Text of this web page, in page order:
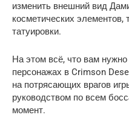
изменить внешний вид
косметических элементов,
татуировки.
На этом всё, что вам
персонажах в Crimson
на потрясающих врагов
руководством по всем
момент.